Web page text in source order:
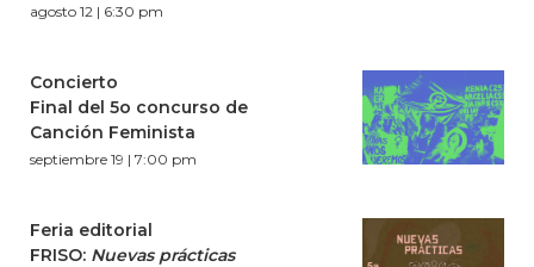
agosto 12 | 6:30 pm
Concierto
Final del 5o concurso de
Canción Feminista
septiembre 19 | 7:00 pm
Feria editorial
FRISO: Nuevas prácticas